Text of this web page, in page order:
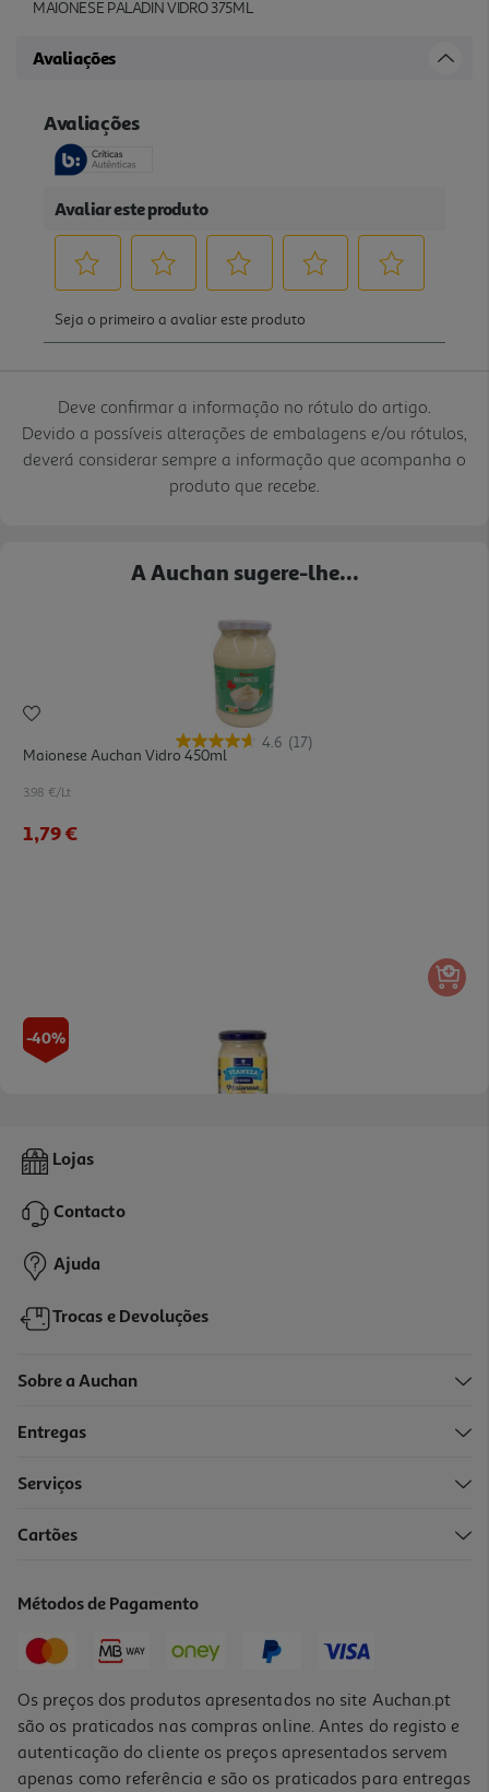
MAIONESE PALADIN VIDRO 375ML
Avaliações
Deve confirmar a informação no rótulo do artigo.
Devido a possíveis alterações de embalagens e/ou rótulos,
deverá considerar sempre a informação que acompanha o
produto que recebe.
A Auchan sugere-lhe...
4.6 (17)
Maionese Auchan Vidro 450ml
3.98 €/Lt
1,79 €
-40%
Maionese Vianeza 225ml
Price reduced from
2,29 €to
1,37 €
-35%
Price reduced from
5,09 €to
Promoção
Lojas
Contacto
Ajuda
Trocas e Devoluções
Sobre a Auchan
Entregas
Serviços
Cartões
Métodos de Pagamento
Os preços dos produtos apresentados no site Auchan.pt
são os praticados nas compras online. Antes do registo e
autenticação do cliente os preços apresentados servem
apenas como referência e são os praticados para entregas